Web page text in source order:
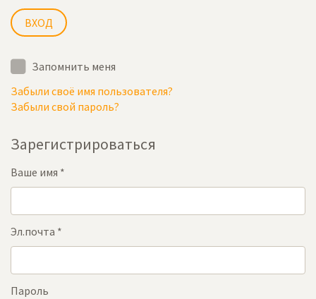
Запомнить меня
Забыли своё имя пользователя?
Забыли свой пароль?
Зарегистрироваться
Ваше имя *
Эл.почта *
Пароль